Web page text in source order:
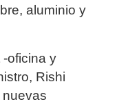
aluminio y
oficina y
Rishi